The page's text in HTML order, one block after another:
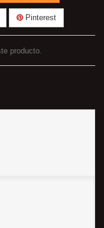
Pinterest
producto.